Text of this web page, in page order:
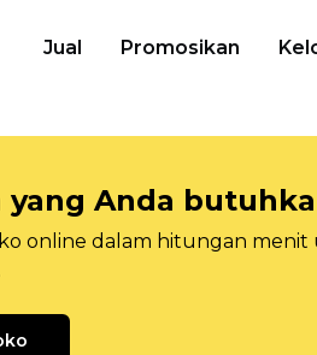
Jual Promosikan
yang Anda
online dalam hitungan menit